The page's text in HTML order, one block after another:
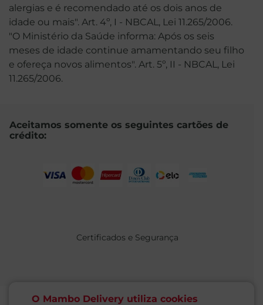
O Mambo Delivery utiliza cookies
alergias e é recomendado até os dois anos de
idade ou mais". Art. 4º, I - NBCAL, Lei 11.265/2006.
"O Ministério da Saúde informa: Após os seis
meses de idade continue amamentando seu filho
e ofereça novos alimentos". Art. 5º, II - NBCAL, Lei
11.265/2006.
Aceitamos somente os seguintes cartões de
crédito:
Certificados e Segurança